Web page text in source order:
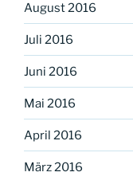
August 2016
Juli 2016
Juni 2016
Mai 2016
April 2016
März 2016